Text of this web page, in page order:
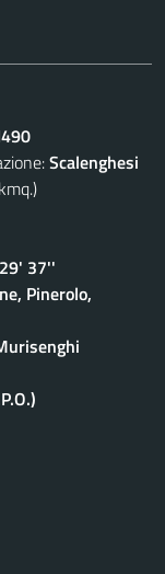
Scalenghesi
37''
Pinerolo,